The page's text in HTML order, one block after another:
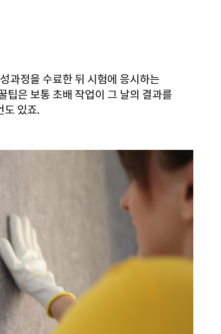
과정을 수료한 뒤 시험에 응시하는
팁은 보통 초배 작업이 그 날의 결과를
도 있죠.